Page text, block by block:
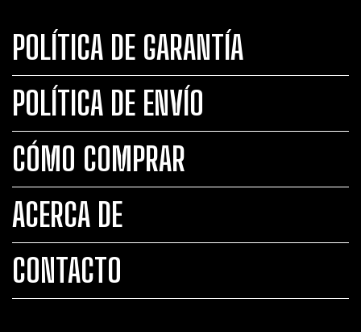
POLÍTICA DE GARANTÍA
POLÍTICA DE ENVÍO
CÓMO COMPRAR
ACERCA DE
CONTACTO